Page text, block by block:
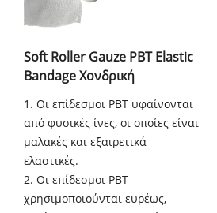
Soft Roller Gauze PBT Elastic
Bandage Χονδρική
1. Οι επίδεσμοι PBT υφαίνονται
από φυσικές ίνες, οι οποίες είναι
μαλακές και εξαιρετικά
ελαστικές.
2. Οι επίδεσμοι PBT
χρησιμοποιούνται ευρέως,